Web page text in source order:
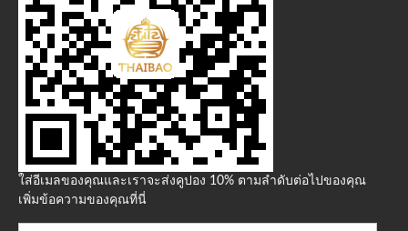
ใส่อีเมลของคุณและเราจะส่งคูปอง 10% ตามลำดับต่อไปของคุณ
เพิ่มข้อความของคุณที่นี่